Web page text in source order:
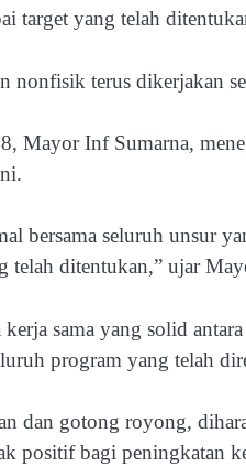
target yang telah
nonfisik terus dikerjakan
Mayor Inf Sumarna,
bersama seluruh unsur
telah ditentukan,” ujar
sama yang solid
program yang telah
dan gotong royong,
positif bagi peningkatan